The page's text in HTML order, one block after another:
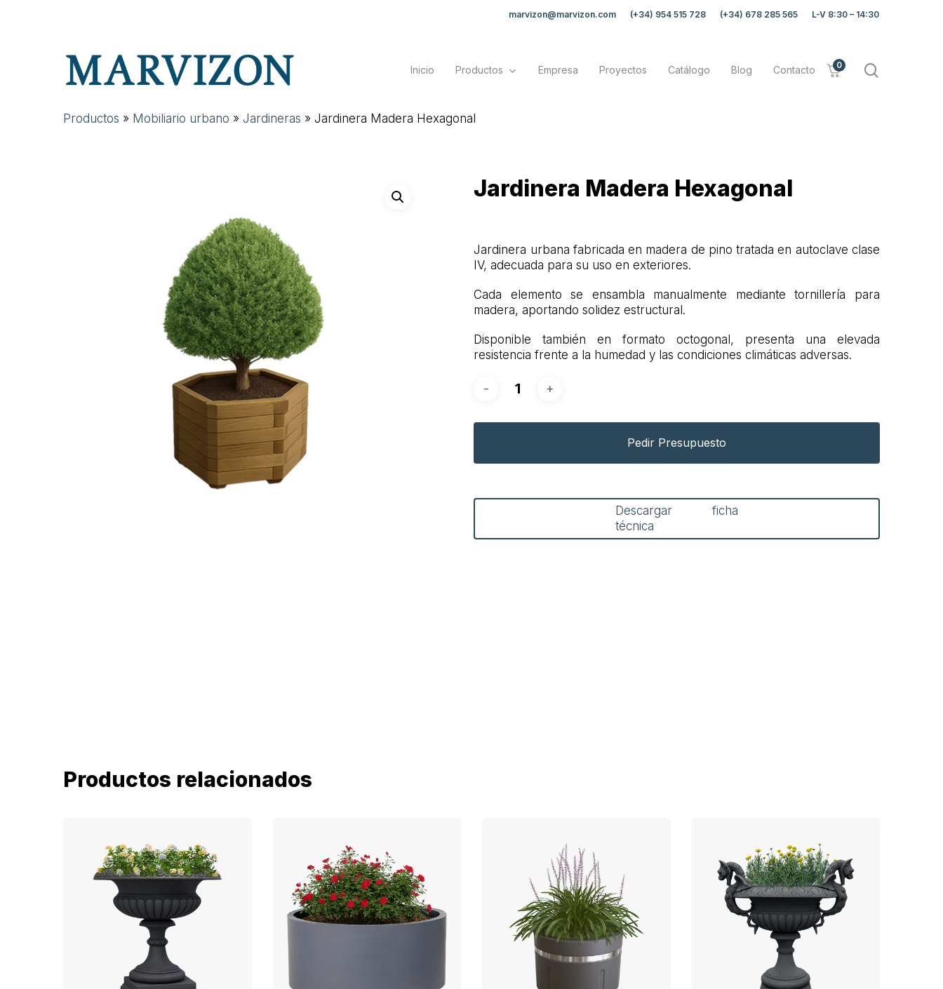
marvizon@marvizon.com (+34) 954 515 728 (+34) 678 285 565 L-V 8:30 – 14:30
Hit enter to search or ESC to close
Inicio Productos Empresa Proyectos Catálogo Blog Contacto 0
Productos » Mobiliario urbano » Jardineras » Jardinera Madera Hexagonal
Jardinera Madera Hexagonal
Jardinera urbana fabricada en madera de pino tratada en autoclave clase
IV, adecuada para su uso en exteriores.
Cada elemento se ensambla manualmente mediante tornillería para
madera, aportando solidez estructural.
Disponible también en formato octogonal, presenta una elevada
resistencia frente a la humedad y las condiciones climáticas adversas.
Pedir Presupuesto
Descargar ficha
técnica
Productos relacionados